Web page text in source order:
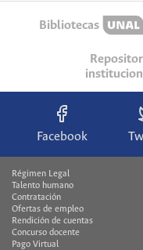
Bibliotecas
Facebook
Régimen Legal
Talento humano
Contratación
Ofertas de empleo
Rendición de cuentas
Concurso docente
Pago Virtual